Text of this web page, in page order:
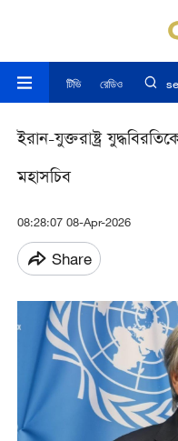
টিভি রেডিও
ইরান-যুক্তরাষ্ট্র
মহাসচিব
08:28:07 08-Apr-2026
Share